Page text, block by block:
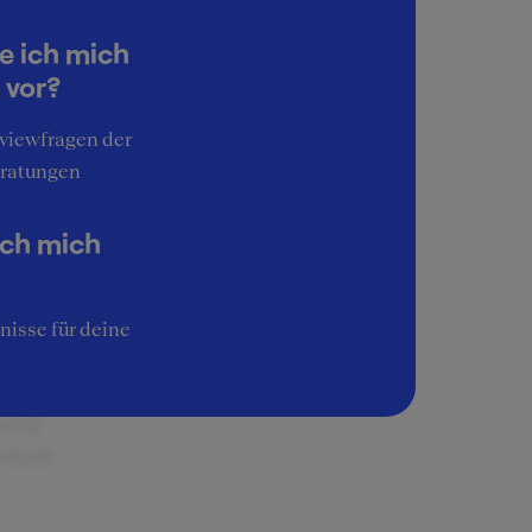
von
Es
für
ich mich
der
mich
für deine